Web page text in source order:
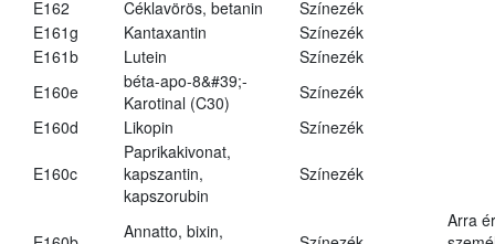
E162
Céklavörös, betanin
Színezék
E161g
Kantaxantin
Színezék
E161b
Lutein
Színezék
E160e
béta-apo-8&#39;-
Karotinal (C30)
Színezék
E160d
Likopin Színezék
E160c
Paprikakivonat,
kapszantin,
kapszorubin
Színezék
Annatto, bixin,
Arra